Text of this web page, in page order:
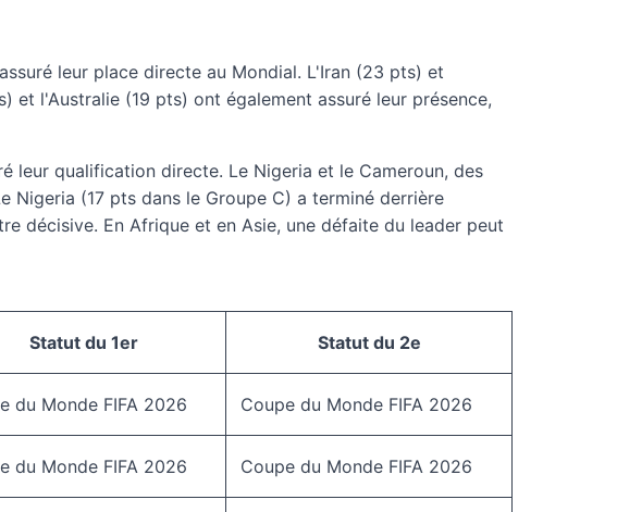
leur place directe au Mondial. L'Iran (23 pts) et
et l'Australie (19 pts) ont également assuré leur présence,
leur qualification directe. Le Nigeria et le Cameroun, des
(17 pts dans le Groupe C) a terminé derrière
décisive. En Afrique et en Asie, une défaite du leader peut
Statut du 1er Statut du 2e
du Monde FIFA 2026 Coupe du Monde FIFA 2026
du Monde FIFA 2026 Coupe du Monde FIFA 2026